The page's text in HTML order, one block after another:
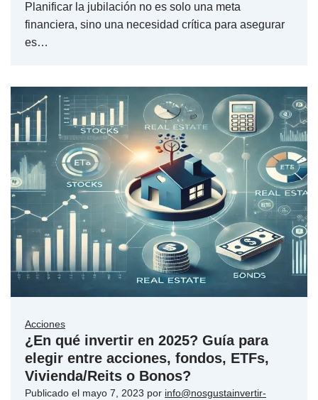
Planificar la jubilación no es solo una meta
financiera, sino una necesidad crítica para asegurar
es…
Acciones
¿En qué invertir en 2025? Guía para
elegir entre acciones, fondos, ETFs,
Vivienda/Reits o Bonos?
Publicado el mayo 7, 2023 por info@nosgustainvertir-